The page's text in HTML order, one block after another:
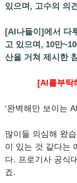
있으며, 고수의 의
[AI나들이]에서 다
고 있으며, 10만
산을 거쳐 제시한
[AI를부탁
‘완벽해만 보이는
많이들 의심해 왔
이 있는 것 같다는
다. 프로기사 공식
죠.